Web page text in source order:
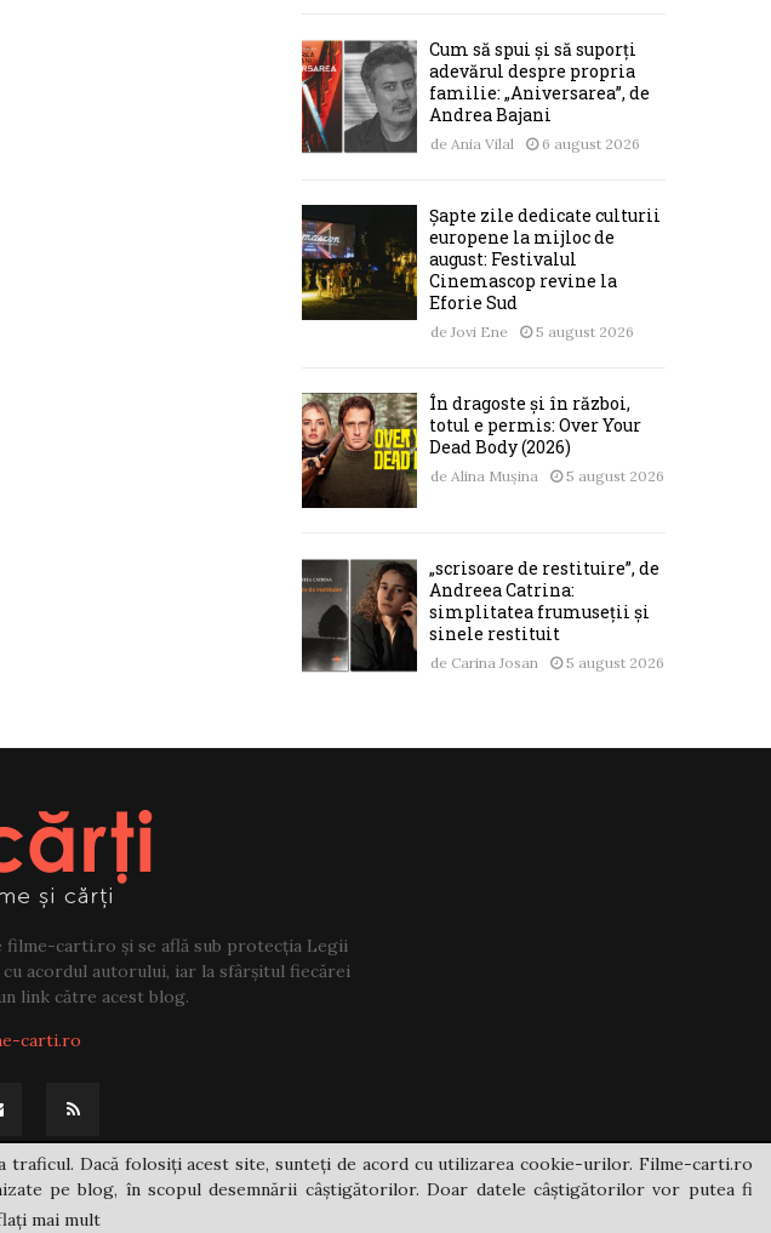
Cum să spui și să suporți
adevărul despre propria
familie: „Aniversarea”, de
Andrea Bajani
de Ania Vilal 6 august 2026
Șapte zile dedicate culturii
europene la mijloc de
august: Festivalul
Cinemascop revine la
Eforie Sud
de Jovi Ene 5 august 2026
În dragoste și în război,
totul e permis: Over Your
Dead Body (2026)
de Alina Mușina 5 august 2026
„scrisoare de restituire”, de
Andreea Catrina:
simplitatea frumuseții și
sinele restituit
de Carina Josan 5 august 2026
carti.ro și se află sub protecția Legii
acordul autorului, iar la sfârșitul fiecărei
link către acest blog.
carti.ro
Dacă folosiți acest site, sunteți de acord cu utilizarea cookie-urilor. Filme-carti.ro
pe blog, în scopul desemnării câștigătorilor. Doar datele câștigătorilor vor putea fi
mai mult